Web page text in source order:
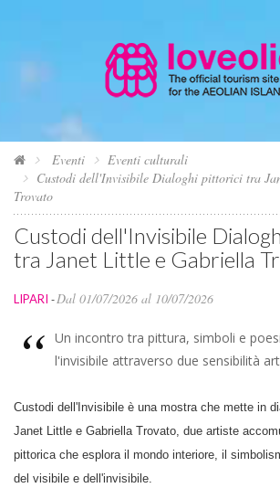
Eventi
Eventi culturali
Custodi dell'Invisibile Dialoghi pittorici tra
Trovato
Custodi dell'Invisibile
tra Janet Little e Gabriella
LIPARI -Dal 01/07/2026 al 10/07/2026
Un incontro tra pittura, simboli e
l'invisibile attraverso due sensibilità
Custodi dell'Invisibile è una mostra che mette in
Janet Little e Gabriella Trovato, due artiste
pittorica che esplora il mondo interiore, il
del visibile e dell'invisibile.